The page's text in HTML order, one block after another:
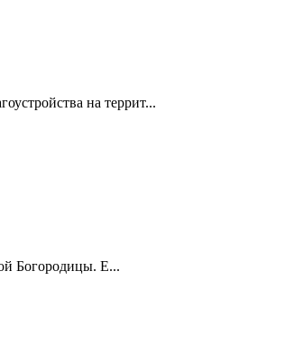
на террит...
Богородицы. Е...